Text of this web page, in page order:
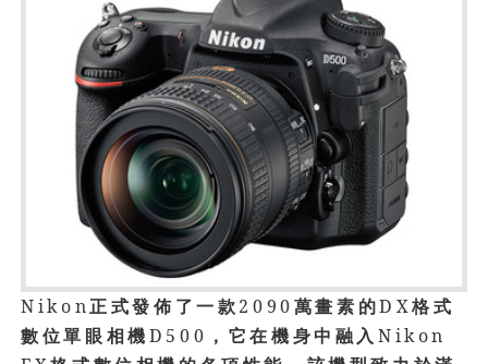
Nikon正式發佈了一款2090萬畫素的DX格式
數位單眼相機D500 ，它在機身中融入Nikon